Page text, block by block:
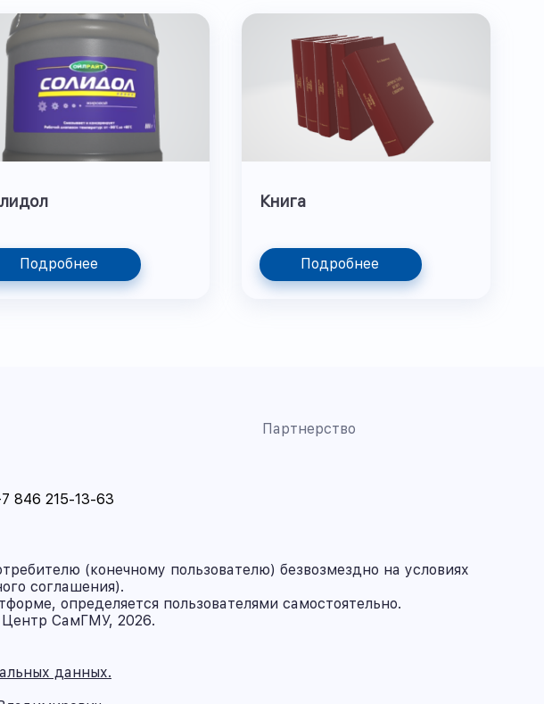
Подробнее
Книга
Подробнее
Партнерство
846 215-13-63
(конечному пользователю) безвозмездно на условиях
соглашения).
определяется пользователями самостоятельно.
СамГМУ, 2026.
данных.